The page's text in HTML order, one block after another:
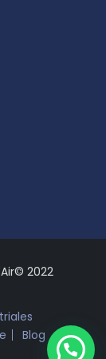
2022
Blog